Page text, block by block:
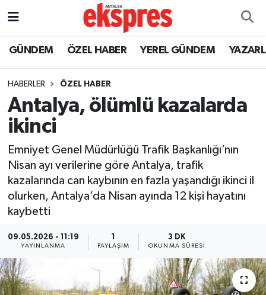
GÜNDEM ÖZEL HABER YEREL GÜNDEM
HABERLER ÖZEL HABER
Antalya, ölümlü kazalarda
ikinci
Emniyet Genel Müdürlüğü Trafik Başkanlığı’nın
Nisan ayı verilerine göre Antalya, trafik
kazalarında can kaybının en fazla yaşandığı ikinci il
olurken, Antalya’da Nisan ayında 12 kişi hayatını
kaybetti
09.05.2026 - 11:19
YAYINLANMA
1
PAYLAŞIM
3 DK
OKUNMA SÜRESI
ÖZEL HABER
YEREL GÜNDEM
EKONOMİ
KÜLTÜR - SANAT
SPOR
DÜNYA
Nöbetçi Eczaneler
Trafik Durumu
Süper Lig Puan Durumu ve Fikstür
Tüm Manşetler
Son Dakika Haberleri